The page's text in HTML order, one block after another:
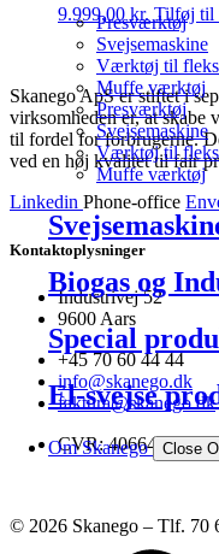
Presværktøj
Svejsemaskine
Værktøj til
Muffe værktøj
Presværktøj
Svejsemaskine
Værktøj til
Muffe værktøj
Biogas og
Special
El-svejse
Om Skanego Close
9.999,00 kr. Tilføj til
Skanego ApS er stiftet i
virksomheden er, at skabe
til fordel for forbrugerne.
ved en høj kvalitet til fair
Linkedin Phone-office
Kontaktoplysninger
Industrivej 52
9600 Aars
+45 70 60 44 44
info@skanego.dk
faktura@skanego.dk
CVR: 40664742
© 2026 Skanego – Tlf. 70